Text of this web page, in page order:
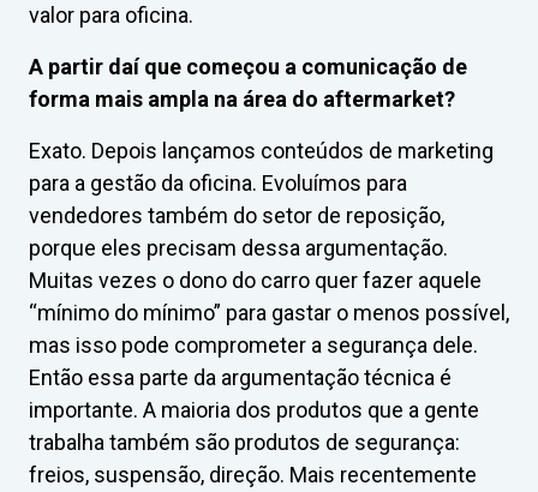
valor para oficina.
A partir daí que começou a comunicação de
forma mais ampla na área do aftermarket?
Exato. Depois lançamos conteúdos de marketing
para a gestão da oficina. Evoluímos para
vendedores também do setor de reposição,
porque eles precisam dessa argumentação.
Muitas vezes o dono do carro quer fazer aquele
“mínimo do mínimo” para gastar o menos possível,
mas isso pode comprometer a segurança dele.
Então essa parte da argumentação técnica é
importante. A maioria dos produtos que a gente
trabalha também são produtos de segurança:
freios, suspensão, direção. Mais recentemente